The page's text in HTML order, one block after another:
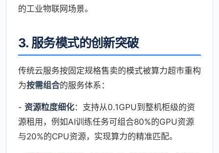
的工业物联网场景。
3. 服务模式的创新突破
传统云服务按固定规格售卖的模式被算力超市重构
为按需组合的服务体系：
- 资源粒度细化：支持从0.1GPU到整机柜级的资
源租用，例如AI训练任务可组合80%的GPU资源
与20%的CPU资源，实现算力的精准匹配。